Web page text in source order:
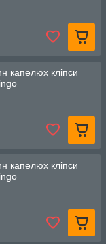
капелюх кліпси
капелюх кліпси